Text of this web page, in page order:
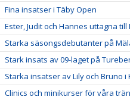
Fina insatser i Täby Open
Ester, Judit och Hannes uttagna
Starka säsongsdebutanter på
Stark insats av 09-laget på
Starka insatser av Lily och Bruno
Clinics och minikurser för våra